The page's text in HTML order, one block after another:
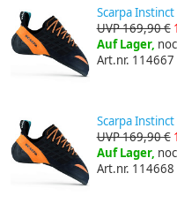
Scarpa
UVP 169,90 €
Auf Lager,
Art.nr. 114667
Scarpa
UVP 169,90 €
Auf Lager,
Art.nr. 114668